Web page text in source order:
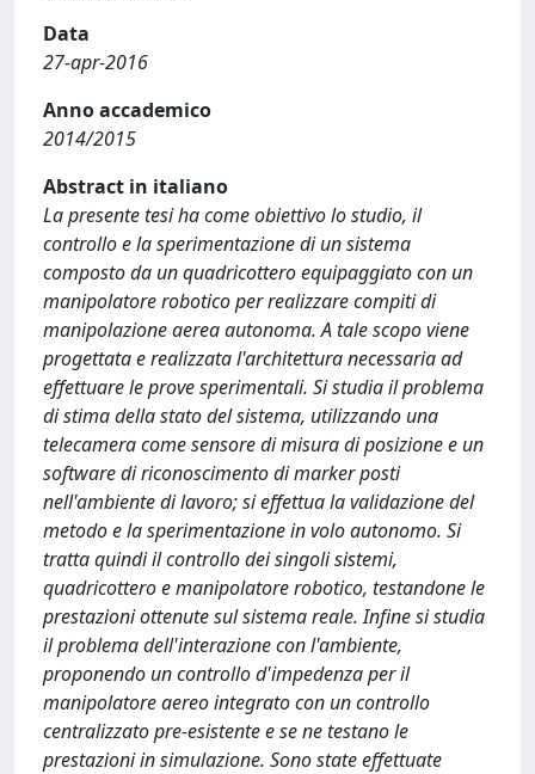
Data
27-apr-2016
Anno accademico
2014/2015
Abstract in italiano
La presente tesi ha come obiettivo lo studio, il
controllo e la sperimentazione di un sistema
composto da un quadricottero equipaggiato con un
manipolatore robotico per realizzare compiti di
manipolazione aerea autonoma. A tale scopo viene
progettata e realizzata l'architettura necessaria ad
effettuare le prove sperimentali. Si studia il problema
di stima della stato del sistema, utilizzando una
telecamera come sensore di misura di posizione e un
software di riconoscimento di marker posti
nell'ambiente di lavoro; si effettua la validazione del
metodo e la sperimentazione in volo autonomo. Si
tratta quindi il controllo dei singoli sistemi,
quadricottero e manipolatore robotico, testandone le
prestazioni ottenute sul sistema reale. Infine si studia
il problema dell'interazione con l'ambiente,
proponendo un controllo d'impedenza per il
manipolatore aereo integrato con un controllo
centralizzato pre-esistente e se ne testano le
prestazioni in simulazione. Sono state effettuate